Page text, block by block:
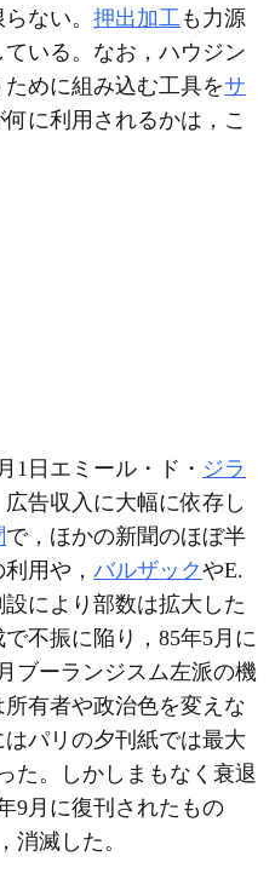
ない。 押出加工 も力源
ている。なお，ハウジン
めに組み込む工具をサ
に利用されるかは，こ
1日エミール・ド・ ジラ
告収入に大幅に依存し
で，ほかの新聞のほぼ半
用や， バルザックやE.
設により部数は拡大した
不振に陥り，85年5月に
ブーランジスム左派の機
有者や政治色を変えな
パリの夕刊紙では最大
た。しかしまもなく衰退
9月に復刊されたもの
消滅した。